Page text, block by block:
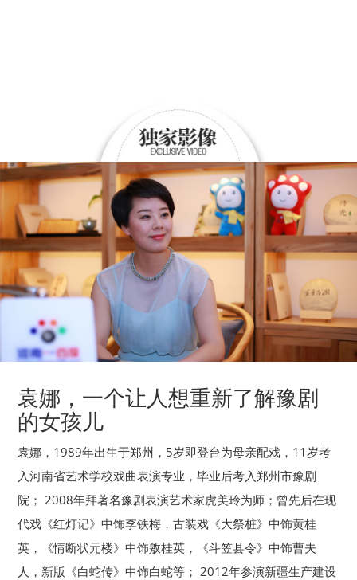
袁娜，一个让人想重新了解豫剧
的女孩儿
袁娜，1989年出生于郑州，5岁即登台为母亲配戏，11岁考
入河南省艺术学校戏曲表演专业，毕业后考入郑州市豫剧
院； 2008年拜著名豫剧表演艺术家虎美玲为师；曾先后在现
代戏《红灯记》中饰李铁梅，古装戏《大祭桩》中饰黄桂
英，《情断状元楼》中饰敫桂英，《斗笠县令》中饰曹夫
人，新版《白蛇传》中饰白蛇等； 2012年参演新疆生产建设